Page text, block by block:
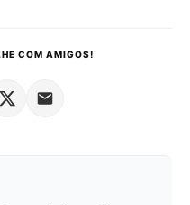
COM AMIGOS!